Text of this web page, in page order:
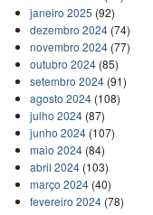
janeiro 2025 (92)
dezembro 2024(74)
novembro 2024(77)
outubro 2024(85)
setembro 2024(91)
agosto 2024(108)
julho 2024(87)
junho 2024(107)
maio 2024(84)
abril 2024(103)
março 2024(40)
fevereiro 2024(78)